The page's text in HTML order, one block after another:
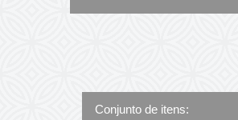
Conjunto de itens: